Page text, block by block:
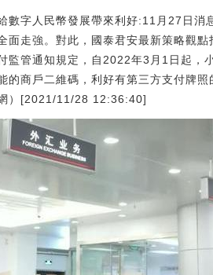
數字人民幣發展帶來利好:11月27日
面走強。對此，國泰君安最新策略觀
監管通知規定，自2022年3月1日起，
的商戶二維碼，利好有第三方支付牌
）[2021/11/28 12:36:40]